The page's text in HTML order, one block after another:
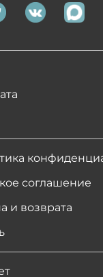
соглашение
и возврата